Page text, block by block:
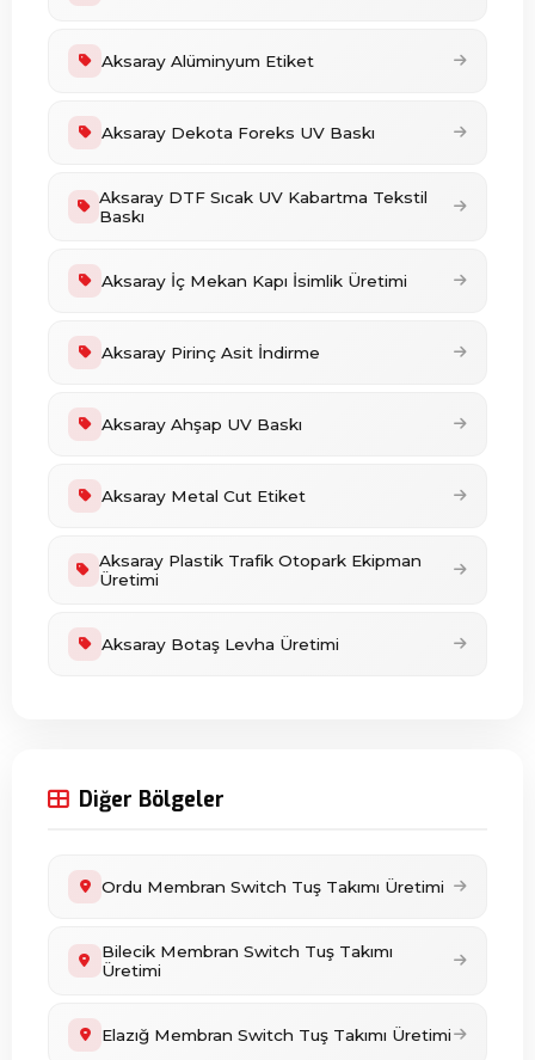
Aksaray Alüminyum Etiket
Aksaray Dekota Foreks UV Baskı
Aksaray DTF Sıcak UV Kabartma Tekstil
Baskı
Aksaray İç Mekan Kapı İsimlik Üretimi
Aksaray Pirinç Asit İndirme
Aksaray Ahşap UV Baskı
Aksaray Metal Cut Etiket
Aksaray Plastik Trafik Otopark Ekipman
Üretimi
Aksaray Botaş Levha Üretimi
Diğer Bölgeler
Ordu Membran Switch Tuş Takımı Üretimi
Bilecik Membran Switch Tuş Takımı
Üretimi
Elazığ Membran Switch Tuş Takımı Üretimi